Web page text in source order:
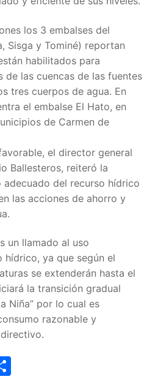
los 3 embalses del
Sisga y Tominé) reportan
habilitados para
de las cuencas de las fuentes
tres cuerpos de agua. En
el embalse El Hato, en
de Carmen de
el director general
Ballesteros, reiteró la
adecuado del recurso hídrico
las acciones de ahorro y
un llamado al uso
hídrico, ya que según el
se extenderán hasta el
la transición gradual
Niña” por lo cual es
razonable y